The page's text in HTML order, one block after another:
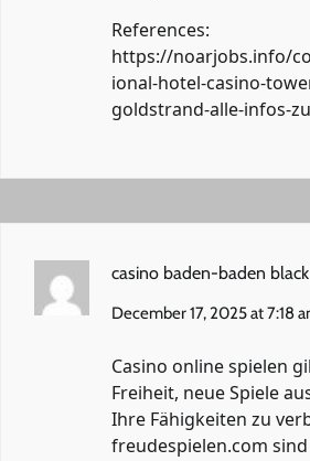
References:
https://noarjobs.info/
ional-hotel-casino-
goldstrand-alle-infos-
casino baden-baden
December 17, 2025 at 7:18
Casino online spielen
Freiheit, neue Spiele
Ihre Fähigkeiten zu
freudespielen.com